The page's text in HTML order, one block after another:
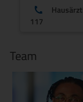
117
Team